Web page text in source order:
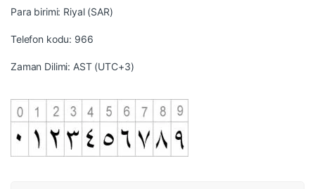
Para birimi: Riyal (SAR)
Telefon kodu: 966
Zaman Dilimi: AST (UTC+3)